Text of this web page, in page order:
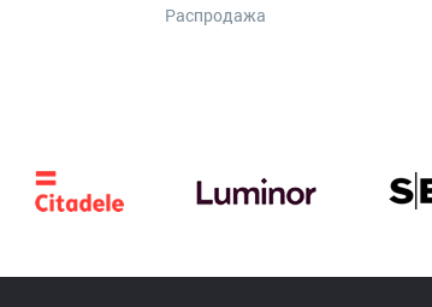
Распродажа